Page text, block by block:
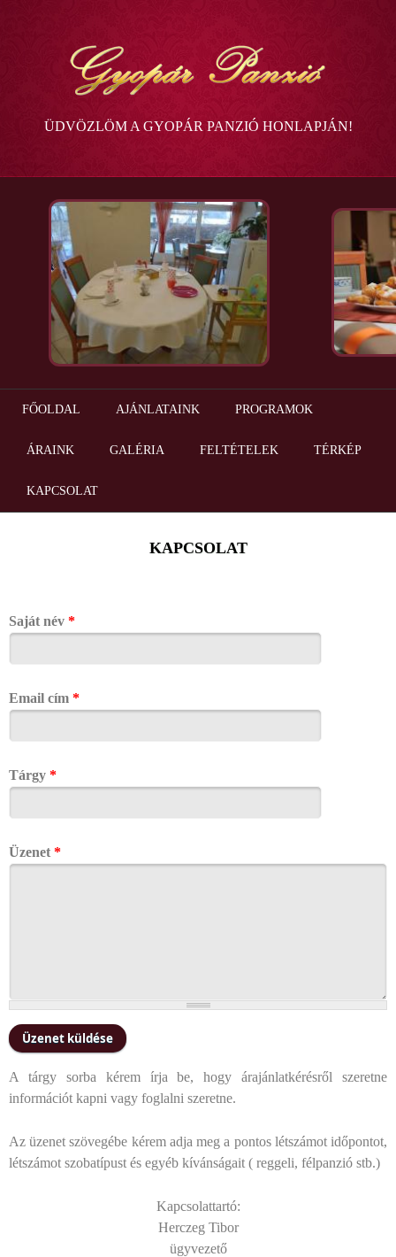
ÜDVÖZLÖM A GYOPÁR PANZIÓ HONLAPJÁN!
FŐOLDAL AJÁNLATAINK PROGRAMOK
ÁRAINK GALÉRIA FELTÉTELEK TÉRKÉP
KAPCSOLAT
KAPCSOLAT
Saját név *
Email cím *
Tárgy *
Üzenet *
A tárgy sorba kérem írja be, hogy árajánlatkérésről szeretne
információt kapni vagy foglalni szeretne.
Az üzenet szövegébe kérem adja meg a pontos létszámot időpontot,
létszámot szobatípust és egyéb kívánságait ( reggeli, félpanzió stb.)
Kapcsolattartó:
Herczeg Tibor
ügyvezető